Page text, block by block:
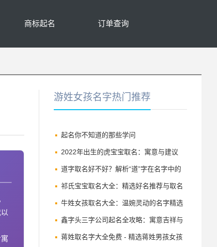
商标起名 订单查询
游姓女孩名字热门推荐
起名你不知道的那些学问
2022年出生的虎宝宝取名：寓意与建议
道字取名好不好？解析“道”字在名字中的
深刻寓意与讲究
祁氏宝宝取名大全：精选好名推荐与取名
技巧
牛姓女孩取名大全：温婉灵动的名字精选
鑫字头三字公司起名全攻略：寓意吉祥与
品牌增值之道
蒋姓取名字大全免费 - 精选蒋姓男孩女孩